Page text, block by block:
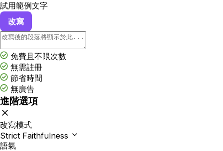
試用範例文字
改寫
免費且不限次數
無需註冊
節省時間
無廣告
進階選項
改寫模式
Strict Faithfulness
語氣